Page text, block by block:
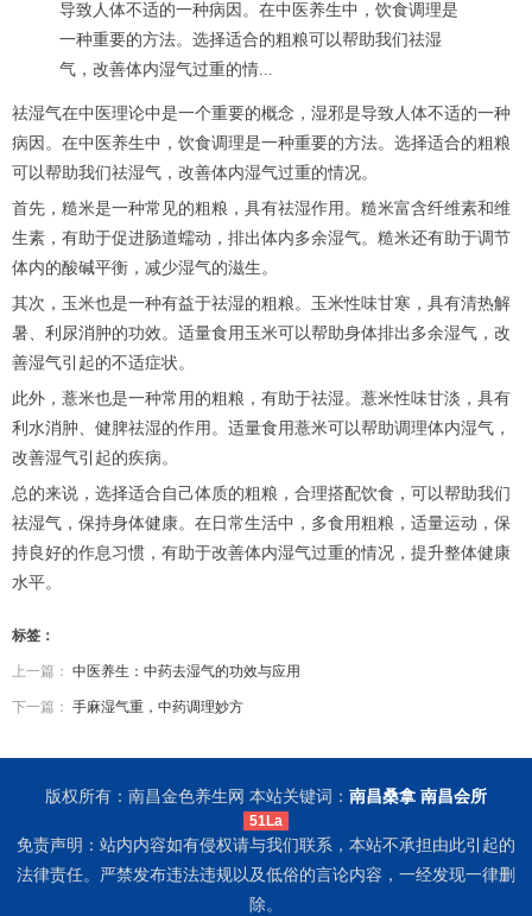
导致人体不适的一种病因。在中医养生中，饮食调理是
一种重要的方法。选择适合的粗粮可以帮助我们祛湿
气，改善体内湿气过重的情...
祛湿气在中医理论中是一个重要的概念，湿邪是导致人体不适的一种
病因。在中医养生中，饮食调理是一种重要的方法。选择适合的粗粮
可以帮助我们祛湿气，改善体内湿气过重的情况。
首先，糙米是一种常见的粗粮，具有祛湿作用。糙米富含纤维素和维
生素，有助于促进肠道蠕动，排出体内多余湿气。糙米还有助于调节
体内的酸碱平衡，减少湿气的滋生。
其次，玉米也是一种有益于祛湿的粗粮。玉米性味甘寒，具有清热解
暑、利尿消肿的功效。适量食用玉米可以帮助身体排出多余湿气，改
善湿气引起的不适症状。
此外，薏米也是一种常用的粗粮，有助于祛湿。薏米性味甘淡，具有
利水消肿、健脾祛湿的作用。适量食用薏米可以帮助调理体内湿气，
改善湿气引起的疾病。
总的来说，选择适合自己体质的粗粮，合理搭配饮食，可以帮助我们
祛湿气，保持身体健康。在日常生活中，多食用粗粮，适量运动，保
持良好的作息习惯，有助于改善体内湿气过重的情况，提升整体健康
水平。
标签：
上一篇： 中医养生：中药去湿气的功效与应用
下一篇： 手麻湿气重，中药调理妙方
版权所有：南昌金色养生网 本站关键词： 南昌桑拿 南昌会所
51La
免责声明：站内内容如有侵权请与我们联系，本站不承担由此引起的
法律责任。严禁发布违法违规以及低俗的言论内容，一经发现一律删
除。